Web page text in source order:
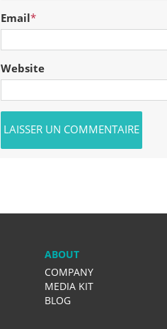
Email*
Website
ABOUT
COMPANY
MEDIA KIT
BLOG